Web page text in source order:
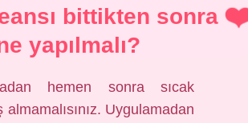
bittikten sonra
yapılmalı?
hemen sonra sıcak
almamalısınız. Uygulamadan